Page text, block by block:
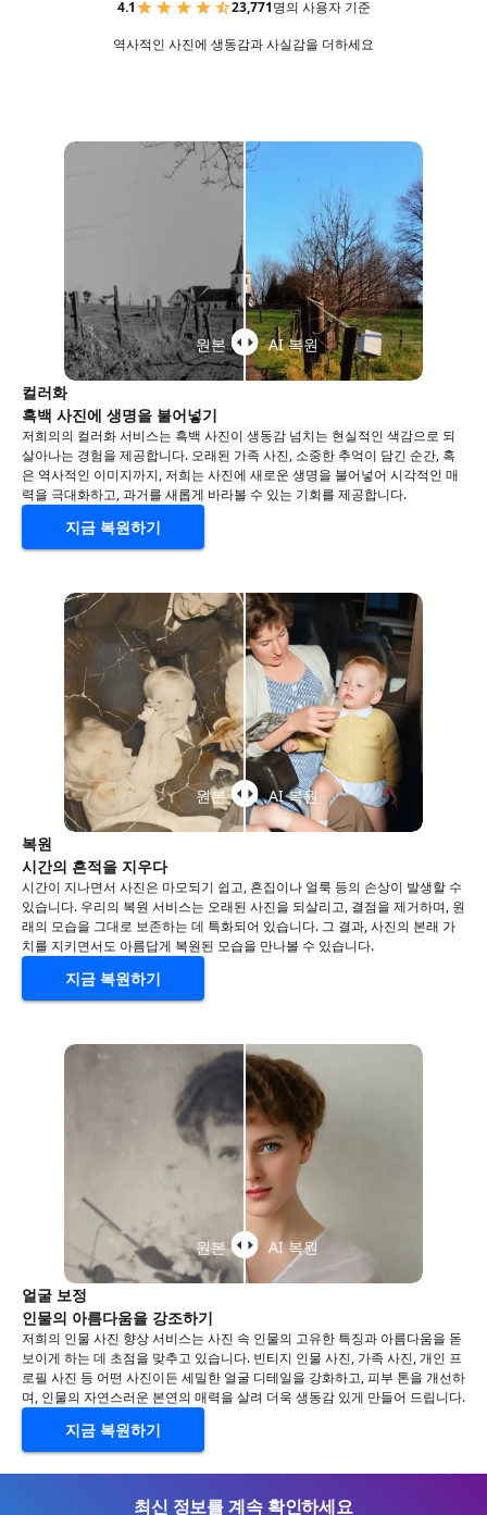
4.1 23,771명의 사용자 기준
역사적인 사진에 생동감과 사실감을 더하세요
원본 AI 복원
컬러화
흑백 사진에 생명을 불어넣기
저희의의 컬러화 서비스는 흑백 사진이 생동감 넘치는 현실적인 색감으로 되
살아나는 경험을 제공합니다. 오래된 가족 사진, 소중한 추억이 담긴 순간, 혹
은 역사적인 이미지까지, 저희는 사진에 새로운 생명을 불어넣어 시각적인 매
력을 극대화하고, 과거를 새롭게 바라볼 수 있는 기회를 제공합니다.
지금 복원하기
원본 AI 복원
복원
시간의 흔적을 지우다
시간이 지나면서 사진은 마모되기 쉽고, 흔집이나 얼룩 등의 손상이 발생할 수
있습니다. 우리의 복원 서비스는 오래된 사진을 되살리고, 결점을 제거하며, 원
래의 모습을 그대로 보존하는 데 특화되어 있습니다. 그 결과, 사진의 본래 가
치를 지키면서도 아름답게 복원된 모습을 만나볼 수 있습니다.
지금 복원하기
원본 AI 복원
얼굴 보정
인물의 아름다움을 강조하기
저희의 인물 사진 향상 서비스는 사진 속 인물의 고유한 특징과 아름다움을 돋
보이게 하는 데 초점을 맞추고 있습니다. 빈티지 인물 사진, 가족 사진, 개인 프
로필 사진 등 어떤 사진이든 세밀한 얼굴 디테일을 강화하고, 피부 톤을 개선하
며, 인물의 자연스러운 본연의 매력을 살려 더욱 생동감 있게 만들어 드립니다.
지금 복원하기
최신 정보를 계속 확인하세요